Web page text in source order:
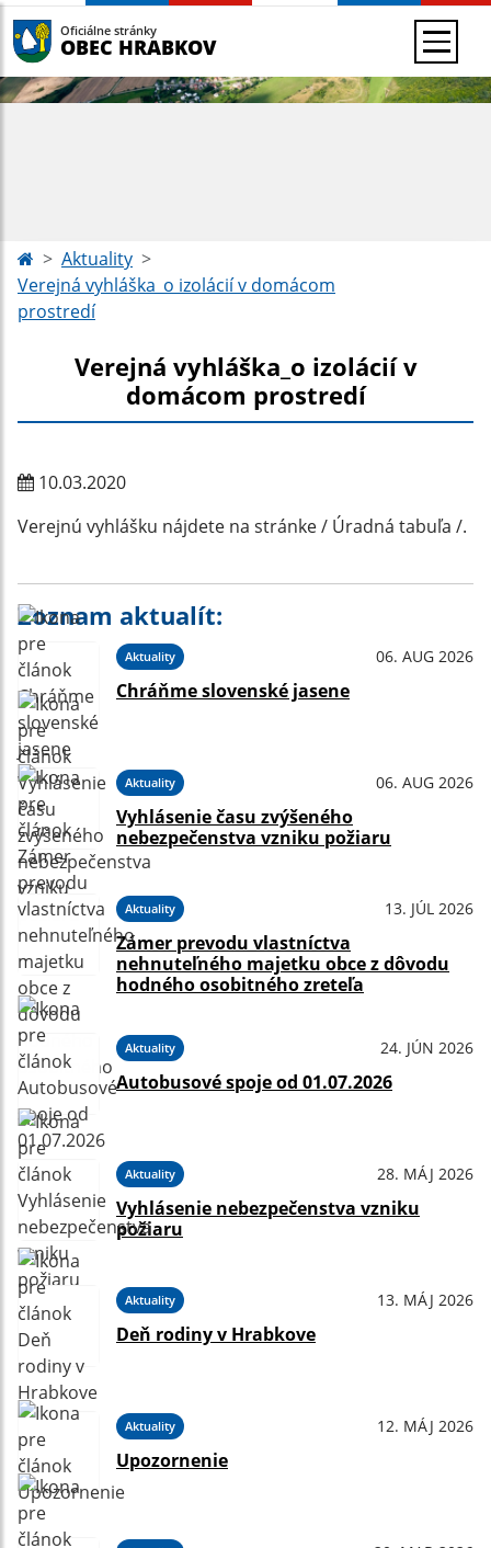
Oficiálne stránky
OBEC HRABKOV
Aktuality
Verejná vyhláška_o izolácií v domácom
prostredí
Verejná vyhláška_o izolácií v
domácom prostredí
10.03.2020
Verejnú vyhlášku nájdete na stránke / Úradná tabuľa /.
Zoznam aktualít:
Aktuality 06. AUG 2026
Chráňme slovenské jasene
Aktuality 06. AUG 2026
Vyhlásenie času zvýšeného
nebezpečenstva vzniku požiaru
Aktuality 13. JÚL 2026
Zámer prevodu vlastníctva
nehnuteľného majetku obce z dôvodu
hodného osobitného zreteľa
Aktuality 24. JÚN 2026
Autobusové spoje od 01.07.2026
Aktuality 28. MÁJ 2026
Vyhlásenie nebezpečenstva vzniku
požiaru
Aktuality 13. MÁJ 2026
Deň rodiny v Hrabkove
Aktuality 12. MÁJ 2026
Upozornenie